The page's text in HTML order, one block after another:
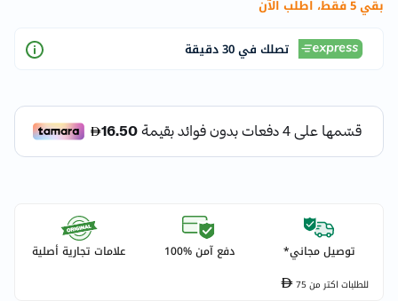
بقي 5 فقط، اطلب الآن
تصلك في 30 دقيقة
توصيل مجاني* دفع آمن %100 علامات تجارية أصلية
للطلبات اكتر من75